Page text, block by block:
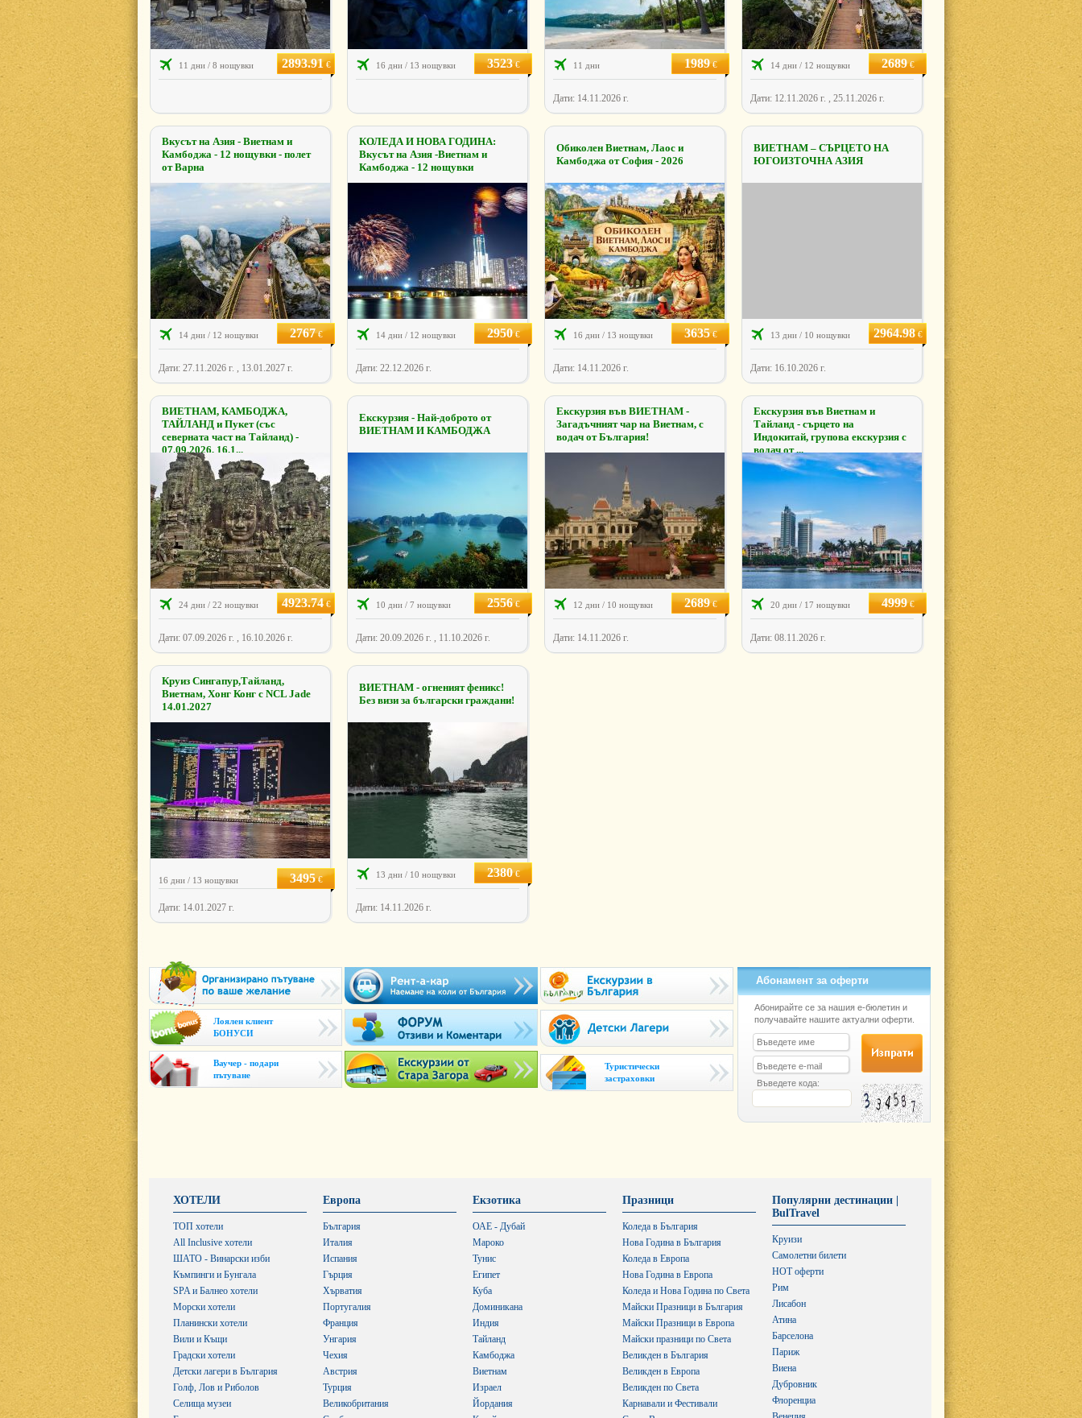
11 дни / 8 нощувки 2893.91€ 16 дни / 13 нощувки 3523€ 11 дни 1989€
Дати: 14.11.2026 г.
14 дни / 12 нощувки 2689€
Дати: 12.11.2026 г. , 25.11.2026 г.
Вкусът на Азия - Виетнам и
Камбоджа - 12 нощувки - полет
от Варна
14 дни / 12 нощувки 2767€
Дати: 27.11.2026 г. , 13.01.2027 г.
КОЛЕДА И НОВА ГОДИНА:
Вкусът на Азия -Виетнам и
Камбоджа - 12 нощувки
14 дни / 12 нощувки 2950€
Дати: 22.12.2026 г.
Обиколен Виетнам, Лаос и
Камбоджа от София - 2026
16 дни / 13 нощувки 3635€
Дати: 14.11.2026 г.
ВИЕТНАМ – СЪРЦЕТО НА
ЮГОИЗТОЧНА АЗИЯ
13 дни / 10 нощувки 2964.98€
Дати: 16.10.2026 г.
ВИЕТНАМ, КАМБОДЖА,
ТАЙЛАНД и Пукет (със
северната част на Тайланд) -
07.09.2026, 16.1...
24 дни / 22 нощувки 4923.74€
Дати: 07.09.2026 г. , 16.10.2026 г.
Екскурзия - Най-доброто от
ВИЕТНАМ И КАМБОДЖА
10 дни / 7 нощувки 2556€
Дати: 20.09.2026 г. , 11.10.2026 г.
Екскурзия във ВИЕТНАМ -
Загадъчният чар на Виетнам, с
водач от България!
12 дни / 10 нощувки 2689€
Дати: 14.11.2026 г.
Екскурзия във Виетнам и
Тайланд - сърцето на
Индокитай, групова екскурзия с
водач от ...
20 дни / 17 нощувки 4999€
Дати: 08.11.2026 г.
Круиз Сингапур,Тайланд,
Виетнам, Хонг Конг с NCL Jade
14.01.2027
16 дни / 13 нощувки 3495€
Дати: 14.01.2027 г.
ВИЕТНАМ - огненият феникс!
Без визи за български граждани!
13 дни / 10 нощувки 2380€
Дати: 14.11.2026 г.
Лоялен клиент
БОНУСИ
Ваучер - подари
пътуване
Туристически
застраховки
Абонамент за оферти
Абонирайте се за нашия е-бюлетин и
получавайте нашите актуални оферти.
Въведете кода:
ХОТЕЛИ
ТОП хотели
All Inclusive хотели
ШАТО - Винарски изби
Къмпинги и Бунгала
SPA и Балнео хотели
Морски хотели
Планински хотели
Вили и Къщи
Градски хотели
Детски лагери в България
Голф, Лов и Риболов
Селища музеи
Европа
България
Италия
Испания
Гърция
Хърватия
Португалия
Франция
Унгария
Чехия
Австрия
Турция
Великобритания
Екзотика
ОАЕ - Дубай
Мароко
Тунис
Египет
Куба
Доминикана
Индия
Тайланд
Камбоджа
Виетнам
Израел
Йордания
Празници
Коледа в България
Нова Година в България
Коледа в Европа
Нова Година в Европа
Коледа и Нова Година по Света
Майски Празници в България
Майски Празници в Европа
Майски празници по Света
Великден в България
Великден в Европа
Великден по Света
Карнавали и Фестивали
Популярни дестинации |
BulTravel
Круизи
Самолетни билети
HOT оферти
Рим
Лисабон
Атина
Барселона
Париж
Виена
Дубровник
Флоренциа